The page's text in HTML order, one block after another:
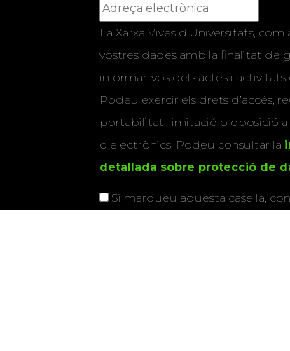
La Xarxa Vives d’Universitats,
vostres dades amb la finalitat de
informar-vos dels actes i activitats
Podeu exercir els drets d’accés,
portabilitat, limitació o oposició
o electrònics. Podeu consultar la
detallada sobre protecció de
Si marqueu aquesta casella,